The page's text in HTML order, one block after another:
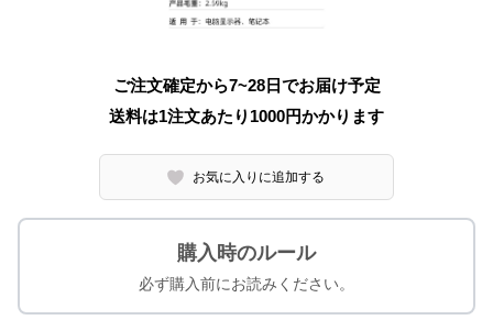
ご注文確定から7~28日でお届け予定
送料は1注文あたり 1000円かかります
お気に入りに追加する
購入時のルール
必ず購入前にお読みください。